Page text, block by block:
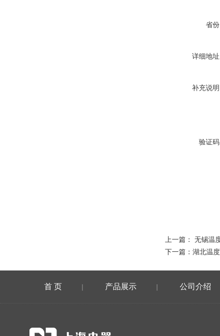
省
详细地
补充说
验证
上一篇： 无锡温
下一篇： 湖北温
首 页 | 产品展示 | 公司介绍